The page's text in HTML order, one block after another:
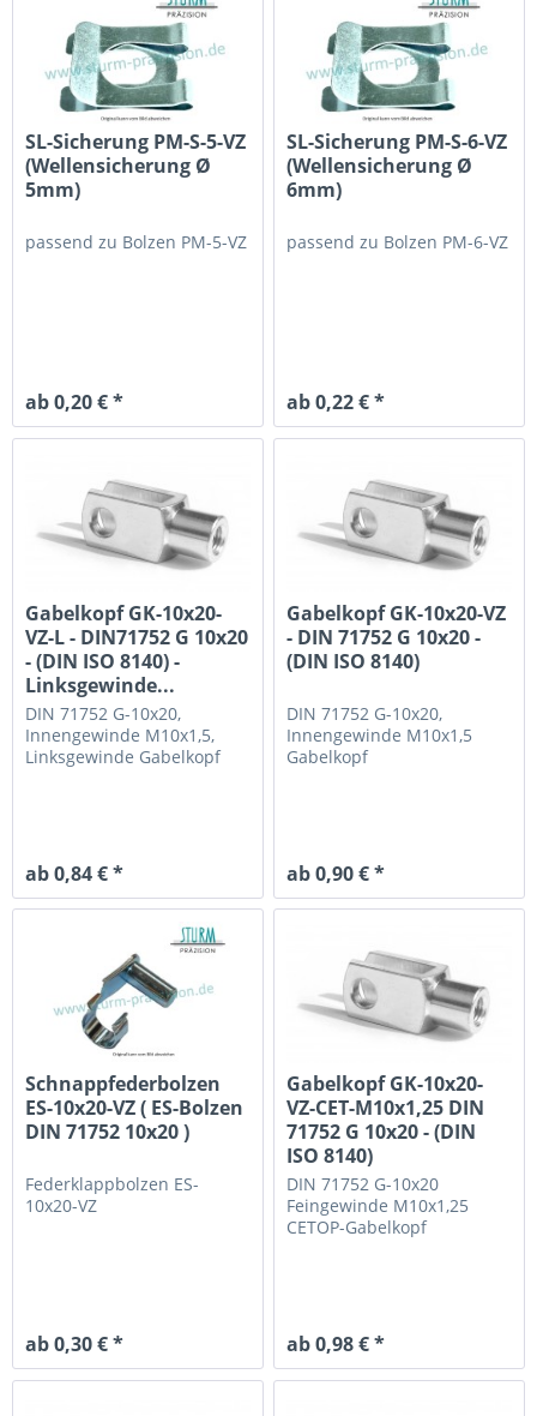
SL-Sicherung PM-S-5-VZ
(Wellensicherung Ø
5mm)
passend zu Bolzen PM-5-VZ
ab 0,20 € *
SL-Sicherung PM-S-6-VZ
(Wellensicherung Ø
6mm)
passend zu Bolzen PM-6-VZ
ab 0,22 € *
Gabelkopf GK-10x20-
VZ-L - DIN71752 G 10x20
- (DIN ISO 8140) -
Linksgewinde...
DIN 71752 G-10x20,
Innengewinde M10x1,5,
Linksgewinde Gabelkopf
ab 0,84 € *
Gabelkopf GK-10x20-VZ
- DIN 71752 G 10x20 -
(DIN ISO 8140)
DIN 71752 G-10x20,
Innengewinde M10x1,5
Gabelkopf
ab 0,90 € *
Schnappfederbolzen
ES-10x20-VZ ( ES-Bolzen
DIN 71752 10x20 )
Federklappbolzen ES-
10x20-VZ
ab 0,30 € *
Gabelkopf GK-10x20-
VZ-CET-M10x1,25 DIN
71752 G 10x20 - (DIN
ISO 8140)
DIN 71752 G-10x20
Feingewinde M10x1,25
CETOP-Gabelkopf
ab 0,98 € *